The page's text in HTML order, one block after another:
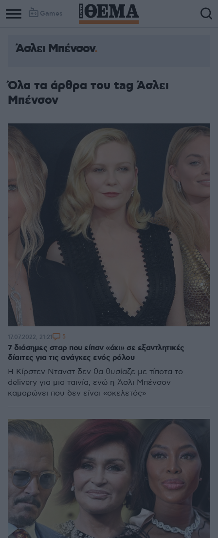
Games
Άσλει Μπένσον
Όλα τα άρθρα του tag Άσλει
Μπένσον
7 διάσημες σταρ που είπαν «όχι» σε εξαντλητικές
δίαιτες για τις ανάγκες ενός ρόλου
Η Κίρστεν Ντανστ δεν θα θυσίαζε με τίποτα το
delivery για μια ταινία, ενώ η Άσλι Μπένσον
καμαρώνει που δεν είναι «σκελετός»
17.07.2022, 21:21 5